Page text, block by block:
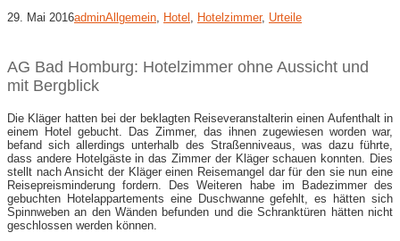
29. Mai 2016adminAllgemein Hotel Hotelzimmer, Urteile
AG Bad Homburg: Hotelzimmer ohne Aussicht und
mit Bergblick
Die Kläger hatten bei der beklagten Reiseveranstalterin einen Aufenthalt in
einem Hotel gebucht. Das Zimmer, das ihnen zugewiesen worden war,
befand sich allerdings unterhalb des Straßenniveaus, was dazu führte,
dass andere Hotelgäste in das Zimmer der Kläger schauen konnten. Dies
stellt nach Ansicht der Kläger einen Reisemangel dar für den sie nun eine
Reisepreisminderung fordern. Des Weiteren habe im Badezimmer des
gebuchten Hotelappartements eine Duschwanne gefehlt, es hätten sich
Spinnweben an den Wänden befunden und die Schranktüren hätten nicht
geschlossen werden können.